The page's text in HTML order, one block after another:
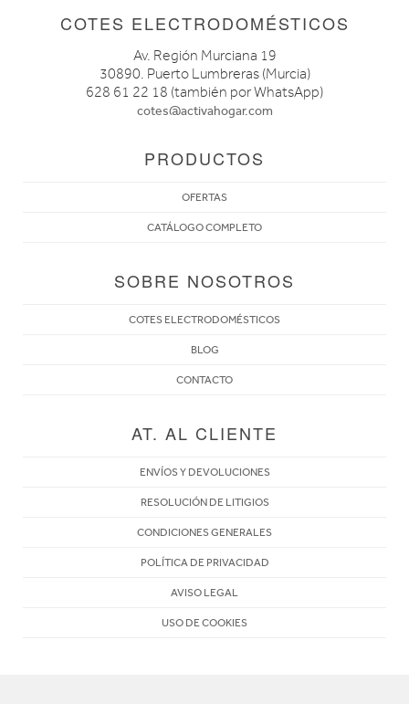
COTES ELECTRODOMÉSTICOS
Av. Región Murciana 19
30890. Puerto Lumbreras (Murcia)
628 61 22 18 (también por WhatsApp)
cotes@activahogar.com
PRODUCTOS
OFERTAS
CATÁLOGO COMPLETO
SOBRE NOSOTROS
COTES ELECTRODOMÉSTICOS
BLOG
CONTACTO
AT. AL CLIENTE
ENVÍOS Y DEVOLUCIONES
RESOLUCIÓN DE LITIGIOS
CONDICIONES GENERALES
POLÍTICA DE PRIVACIDAD
AVISO LEGAL
USO DE COOKIES